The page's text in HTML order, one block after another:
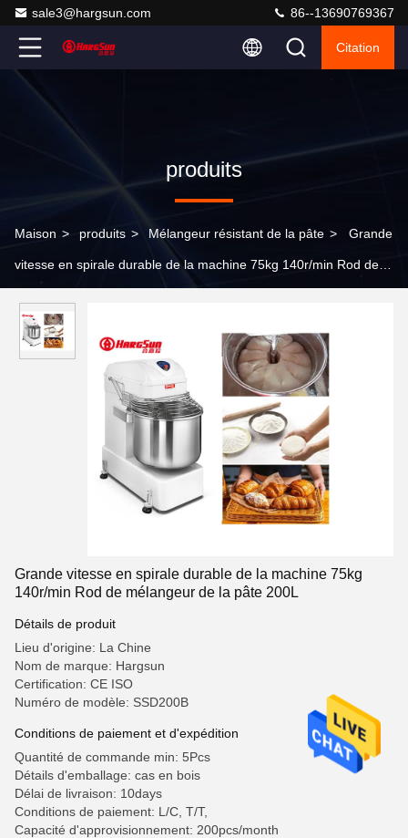
sale3@hargsun.com 86--13690769367
Citation
produits
Maison > produits > Mélangeur résistant de la pâte > Grande
vitesse en spirale durable de la machine 75kg 140r/min Rod de
Grande vitesse en spirale durable de la machine 75kg
140r/min Rod de mélangeur de la pâte 200L
Détails de produit
Lieu d'origine: La Chine
Nom de marque: Hargsun
Certification: CE ISO
Numéro de modèle: SSD200B
Conditions de paiement et d'expédition
Quantité de commande min: 5Pcs
Détails d'emballage: cas en bois
Délai de livraison: 10days
Conditions de paiement: L/C, T/T,
Capacité d'approvisionnement: 200pcs/month